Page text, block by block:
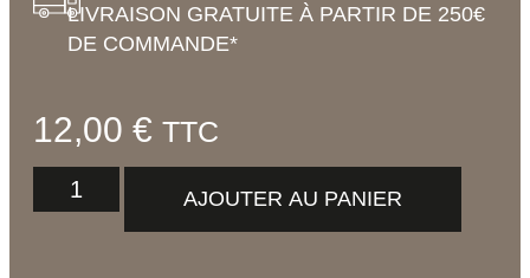
LIVRAISON GRATUITE À PARTIR DE 250€
DE COMMANDE*
12,00 € TTC
AJOUTER AU PANIER